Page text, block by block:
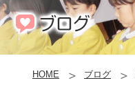
HOME ブログ